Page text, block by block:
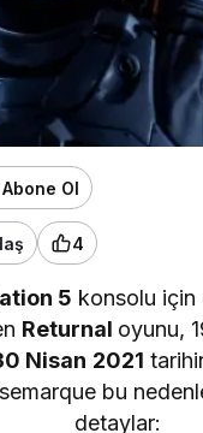
Ol
4
5 konsolu için
Returnal oyunu,
Nisan 2021
bu
detaylar: